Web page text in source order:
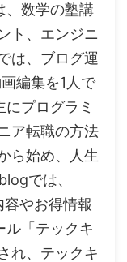
、数学の塾講
ト、エンジニ
は、ブログ運
編集を1人で
プログラミ
ア転職の方法
ら始め、人生
では、
やお得情報
ル「テックキ
れ、テックキ